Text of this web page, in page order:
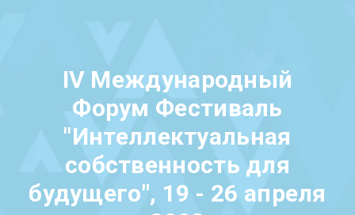
IV Международный
Форум Фестиваль
"Интеллектуальная
собственность для
будущего", 19 - 26 апреля